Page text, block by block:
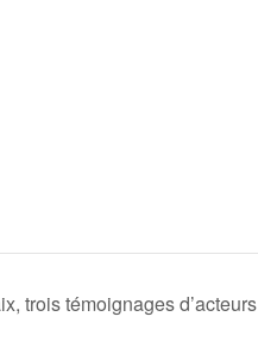
trois témoignages d’acteurs